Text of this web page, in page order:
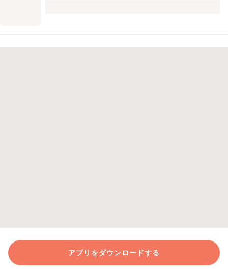
アプリをダウンロードする